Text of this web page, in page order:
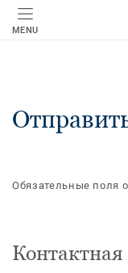
MENU
Обязательные поля